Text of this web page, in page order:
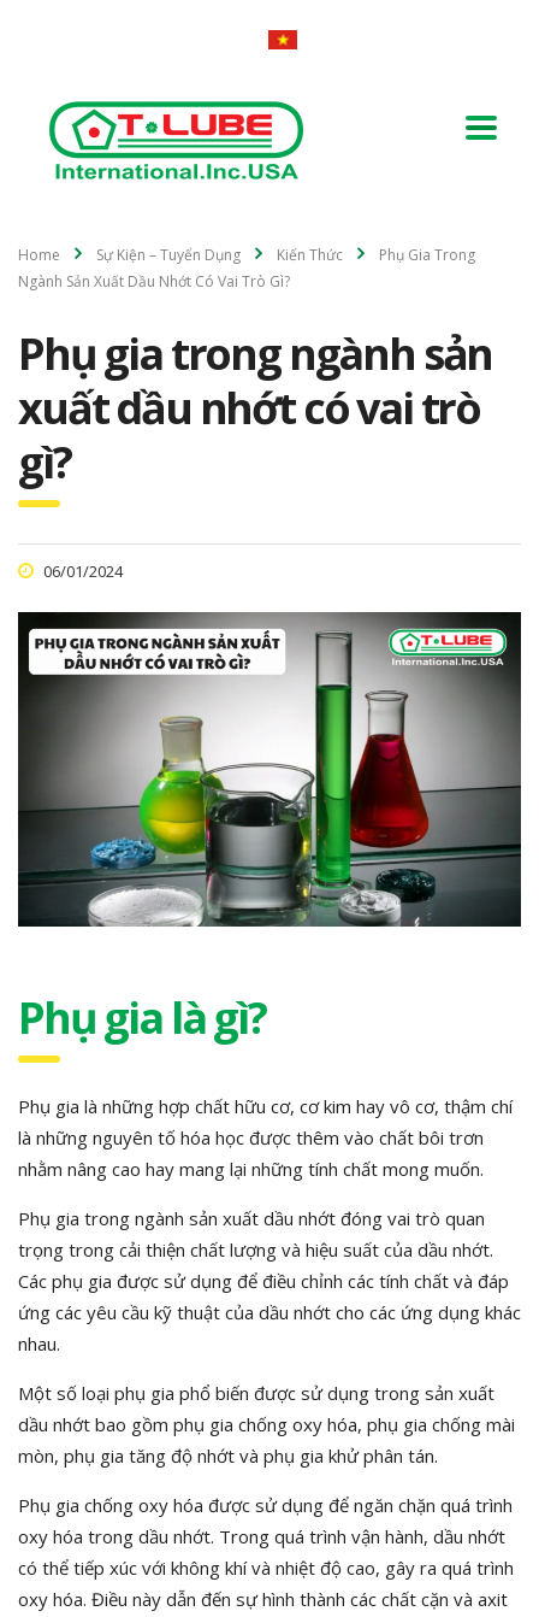
Home Sự Kiện – Tuyển Dụng Kiến Thức
Phụ Gia Trong
Ngành Sản Xuất Dầu Nhớt Có Vai Trò Gì?
Phụ gia trong ngành sản
xuất dầu nhớt có vai trò
gì?
06/01/2024
Phụ gia là gì?
Phụ gia là những hợp chất hữu cơ, cơ kim hay vô cơ, thậm chí
là những nguyên tố hóa học được thêm vào chất bôi trơn
nhằm nâng cao hay mang lại những tính chất mong muốn.
Phụ gia trong ngành sản xuất dầu nhớt đóng vai trò quan
trọng trong cải thiện chất lượng và hiệu suất của dầu nhớt.
Các phụ gia được sử dụng để điều chỉnh các tính chất và đáp
ứng các yêu cầu kỹ thuật của dầu nhớt cho các ứng dụng khác
nhau.
Một số loại phụ gia phổ biến được sử dụng trong sản xuất
dầu nhớt bao gồm phụ gia chống oxy hóa, phụ gia chống mài
mòn, phụ gia tăng độ nhớt và phụ gia khử phân tán.
Phụ gia chống oxy hóa được sử dụng để ngăn chặn quá trình
oxy hóa trong dầu nhớt. Trong quá trình vận hành, dầu nhớt
có thể tiếp xúc với không khí và nhiệt độ cao, gây ra quá trình
oxy hóa. Điều này dẫn đến sự hình thành các chất cặn và axit